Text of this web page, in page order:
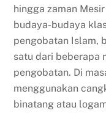
hingga zaman
budaya-budaya
pengobatan Islam,
satu dari beberapa
pengobatan. Di
menggunakan
binatang atau